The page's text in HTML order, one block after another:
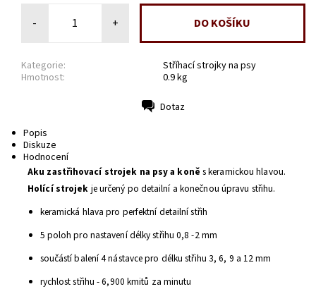
- +
Kategorie:
Stříhací strojky na psy
Hmotnost:
0.9 kg
Dotaz
Popis
Diskuze
Hodnocení
Aku zastřihovací strojek na psy a koně s keramickou hlavou.
Holící strojek je určený po detailní a konečnou úpravu střihu.
keramická hlava pro perfektní detailní střih
5 poloh pro nastavení délky střihu 0,8 -2 mm
součástí balení 4 nástavce pro délku střihu 3, 6, 9 a 12 mm
rychlost střihu - 6,900 kmitů za minutu